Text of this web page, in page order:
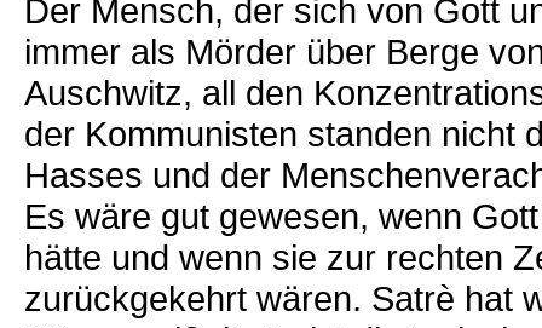
Der Mensch, der sich von Gott
immer als Mörder über Berge
Auschwitz, all den
der Kommunisten standen nicht
Hasses und der
Es wäre gut gewesen, wenn
hätte und wenn sie zur rechten
zurückgekehrt wären. Satrè hat